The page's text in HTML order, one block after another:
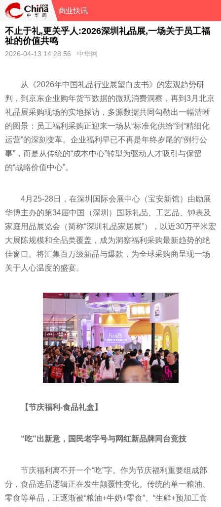
商业快讯
不止于礼,更关乎人:2026深圳礼品展,一场关于员工福
祉的价值共鸣
2026-04-13 14:28:56 中华网
从《2026年中国礼品行业展望白皮书》的宏观趋势研
判，到京东企业购年货节数据的微观消费洞察，再到3月北京
礼品展采购现场的实地探访，多源数据共同勾勒出一幅清晰
的图景：员工福利采购正迎来一场从“标准化供给”到“精细化
运营”的深刻变革。企业福利早已不再是年终岁尾的“例行公
事”，而是从传统的“成本中心”转型为驱动人才吸引与保留
的“战略价值中心”。
4月25-28日，在深圳国际会展中心（宝安新馆）由励展
华博主办的第34届中国（深圳）国际礼品、工艺品、钟表及
家庭用品展览会（简称“深圳礼品家居展”），以近30万平米宏
大展陈规模和全品类覆盖，成为洞察福利采购最新趋势的绝
佳窗口。将汇集百万级新品与爆款，为全球采购商呈现一场
关于人心温度的盛宴。
【节庆福利-食品礼盒】
“吃”出新意，国民老字号与网红新品牌同台竞技
节庆福利离不开一个“吃”字。作为节庆福利重要组成部
分，食品选品逻辑正在发生颠覆性变化。传统的单一粮油、
零食等单品，正逐渐被“粮油+牛奶+零食”、“生鲜+预加工食